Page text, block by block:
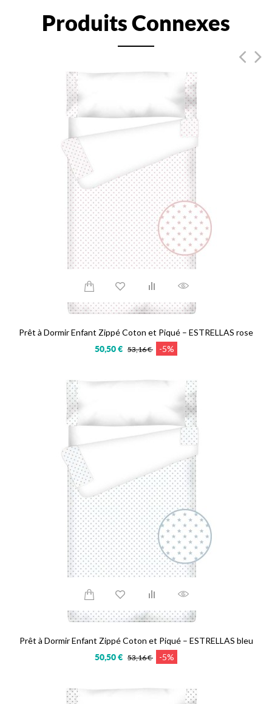
Produits Connexes
Prêt à Dormir Enfant Zippé Coton et Piqué – ESTRELLAS rose
50,50 € 53,16 € -5%
Prêt à Dormir Enfant Zippé Coton et Piqué – ESTRELLAS bleu
50,50 € 53,16 € -5%